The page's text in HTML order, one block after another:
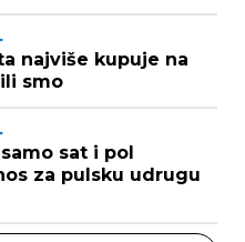
najviše kupuje na
smo
sat i pol
za pulsku udrugu